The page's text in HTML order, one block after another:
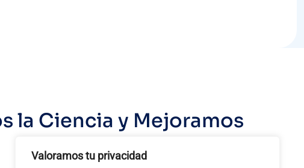
Valoramos tu privacidad
la Ciencia y Mejoramos